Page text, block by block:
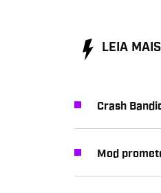
LEIA MAIS
Crash
Mod